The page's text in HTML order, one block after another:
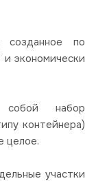
созданное по
экономически
собой набор
контейнера)
целое.
участки